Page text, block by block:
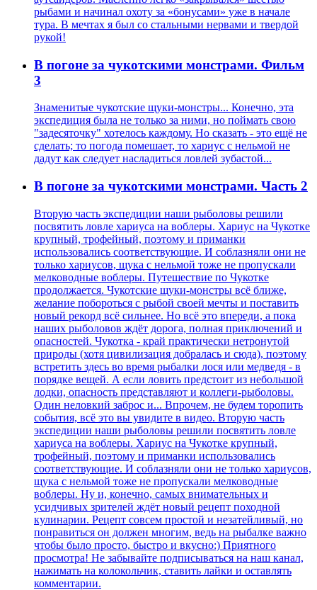
рыбами и начинал охоту за «бонусами» уже в начале
тура. В мечтах я был со стальными нервами и твердой
рукой!
В погоне за чукотскими монстрами. Фильм
3
Знаменитые чукотские щуки-монстры... Конечно, эта
экспедиция была не только за ними, но поймать свою
"задесяточку" хотелось каждому. Но сказать - это ещё не
сделать; то погода помешает, то хариус с нельмой не
дадут как следует насладиться ловлей зубастой...
В погоне за чукотскими монстрами. Часть 2
Вторую часть экспедиции наши рыболовы решили
посвятить ловле хариуса на воблеры. Хариус на Чукотке
крупный, трофейный, поэтому и приманки
использовались соответствующие. И соблазняли они не
только хариусов, щука с нельмой тоже не пропускали
мелководные воблеры. Путешествие по Чукотке
продолжается. Чукотские щуки-монстры всё ближе,
желание побороться с рыбой своей мечты и поставить
новый рекорд всё сильнее. Но всё это впереди, а пока
наших рыболовов ждёт дорога, полная приключений и
опасностей. Чукотка - край практически нетронутой
природы (хотя цивилизация добралась и сюда), поэтому
встретить здесь во время рыбалки лося или медведя - в
порядке вещей. А если ловить предстоит из небольшой
лодки, опасность представляют и коллеги-рыболовы.
Один неловкий заброс и... Впрочем, не будем торопить
события, всё это вы увидите в видео. Вторую часть
экспедиции наши рыболовы решили посвятить ловле
хариуса на воблеры. Хариус на Чукотке крупный,
трофейный, поэтому и приманки использовались
соответствующие. И соблазняли они не только хариусов,
щука с нельмой тоже не пропускали мелководные
воблеры. Ну и, конечно, самых внимательных и
усидчивых зрителей ждёт новый рецепт походной
кулинарии. Рецепт совсем простой и незатейливый, но
понравиться он должен многим, ведь на рыбалке важно
чтобы было просто, быстро и вкусно:) Приятного
просмотра! Не забывайте подписываться на наш канал,
нажимать на колокольчик, ставить лайки и оставлять
комментарии.